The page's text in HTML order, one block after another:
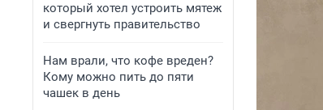
который хотел устроить мятеж
и свергнуть правительство
Нам врали, что кофе вреден?
Кому можно пить до пяти
чашек в день